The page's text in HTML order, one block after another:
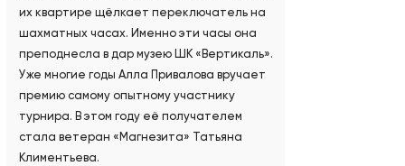
их квартире щёлкает переключатель на
шахматных часах. Именно эти часы она
преподнесла в дар музею ШК «Вертикаль».
Уже многие годы Алла Привалова вручает
премию самому опытному участнику
турнира. В этом году её получателем
стала ветеран «Магнезита» Татьяна
Климентьева.